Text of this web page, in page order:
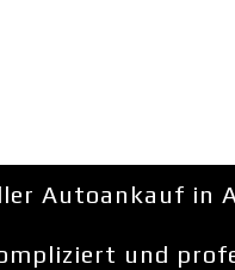
Autoankauf in
und